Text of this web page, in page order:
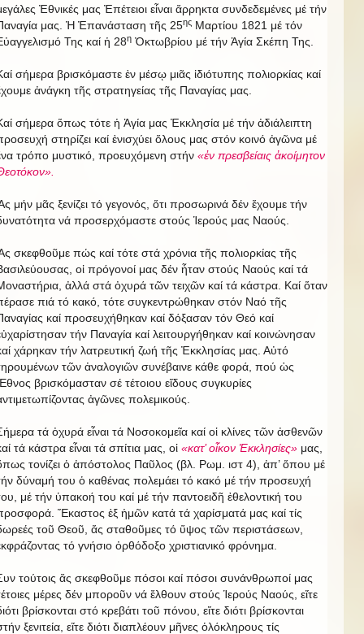
Ἐθνικές μας Ἐπέτειοι εἶναι ἄρρηκτα συνδεδεμένες μέ τήν
μας. Ἡ Ἐπανάσταση τῆς 25ης Μαρτίου 1821 μέ τόν
Της καί ἡ 28η Ὀκτωβρίου μέ τήν Ἁγία Σκέπη Της.
σήμερα βρισκόμαστε ἐν μέσῳ μιᾶς ἰδιότυπης πολιορκίας καί
ἀνάγκη τῆς στρατηγείας τῆς Παναγίας μας.
σήμερα ὅπως τότε ἡ Ἁγία μας Ἐκκλησία μέ τήν ἀδιάλειπτη
στηρίζει καί ἐνισχύει ὅλους μας στόν κοινό ἀγῶνα μέ
τρόπο μυστικό, προευχόμενη στήν «ἐν πρεσβείαις ἀκοίμητον
μήν μᾶς ξενίζει τό γεγονός, ὅτι προσωρινά δέν ἔχουμε τήν
νά προσερχόμαστε στούς Ἱερούς μας Ναούς.
σκεφθοῦμε πώς καί τότε στά χρόνια τῆς πολιορκίας τῆς
οἱ πρόγονοί μας δέν ἦταν στούς Ναούς καί τά
ἀλλά στά ὀχυρά τῶν τειχῶν καί τά κάστρα. Καί ὅταν
πιά τό κακό, τότε συγκεντρώθηκαν στόν Ναό τῆς
καί προσευχήθηκαν καί δόξασαν τόν Θεό καί
τήν Παναγία καί λειτουργήθηκαν καί κοινώνησαν
χάρηκαν τήν λατρευτική ζωή τῆς Ἐκκλησίας μας. Αὐτό
τῶν ἀναλογιῶν συνέβαινε κάθε φορά, πού ὡς
βρισκόμασταν σέ τέτοιου εἴδους συγκυρίες
ἀγῶνες πολεμικούς.
τά ὀχυρά εἶναι τά Νοσοκομεῖα καί οἱ κλίνες τῶν ἀσθενῶν
τά κάστρα εἶναι τά σπίτια μας, οἱ «κατ’ οἶκον Ἐκκλησίες» μας,
τονίζει ὁ ἀπόστολος Παῦλος (βλ. Ρωμ. ιστ 4), ἀπ’ ὅπου μέ
δύναμή του ὁ καθένας πολεμάει τό κακό μέ τήν προσευχή
μέ τήν ὑπακοή του καί μέ τήν παντοειδῆ ἐθελοντική του
Ἕκαστος ἐξ ἡμῶν κατά τά χαρίσματά μας καί τίς
τοῦ Θεοῦ, ἄς σταθοῦμες τό ὕψος τῶν περιστάσεων,
τό γνήσιο ὀρθόδοξο χριστιανικό φρόνημα.
τούτοις ἄς σκεφθοῦμε πόσοι καί πόσοι συνάνθρωποί μας
μέρες δέν μποροῦν νά ἔλθουν στούς Ἱερούς Ναούς, εἴτε
βρίσκονται στό κρεβάτι τοῦ πόνου, εἴτε διότι βρίσκονται
ξενιτεία, εἴτε διότι διαπλέουν μῆνες ὁλόκληρους τίς